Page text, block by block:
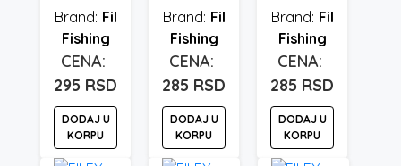
Fil
Fishing
295 RSD
DODAJ U
KORPU
Fil
Fishing
285 RSD
DODAJ U
KORPU
Fil
Fishing
285 RSD
DODAJ U
KORPU